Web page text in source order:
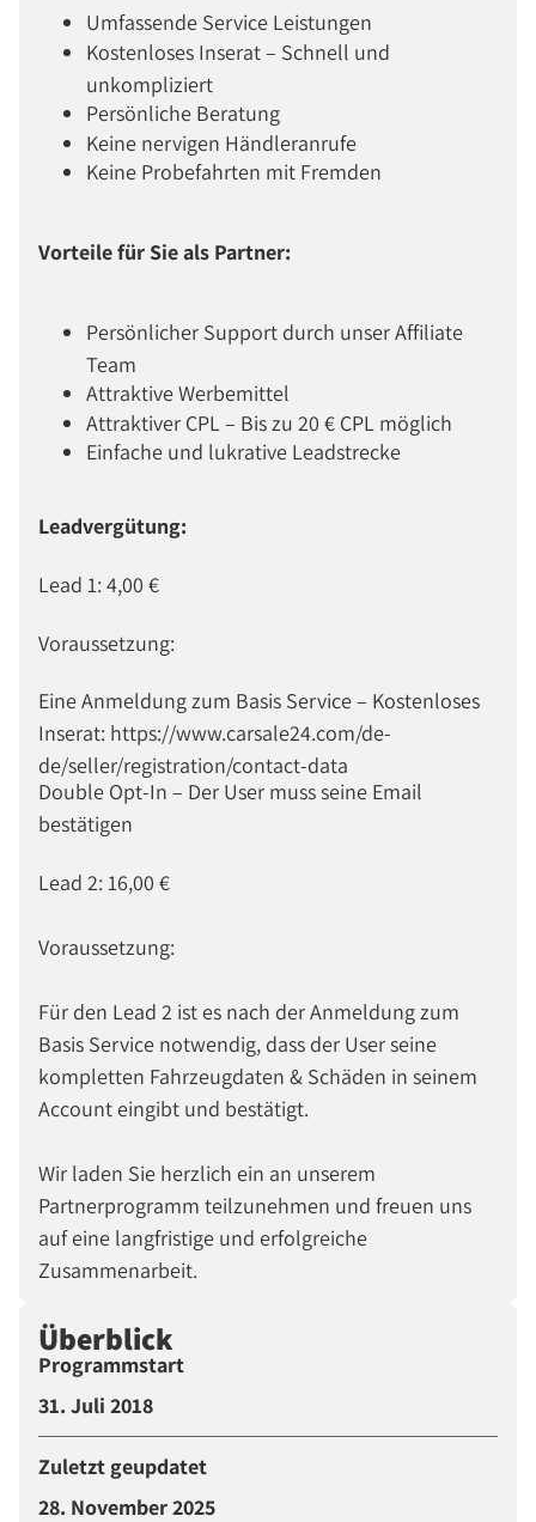
Umfassende Service Leistungen
Kostenloses Inserat – Schnell und
unkompliziert
Persönliche Beratung
Keine nervigen Händleranrufe
Keine Probefahrten mit Fremden
Vorteile für Sie als Partner:
Persönlicher Support durch unser Affiliate
Team
Attraktive Werbemittel
Attraktiver CPL – Bis zu 20 € CPL möglich
Einfache und lukrative Leadstrecke
Leadvergütung:
Lead 1: 4,00 €
Voraussetzung:
Eine Anmeldung zum Basis Service – Kostenloses
Inserat: https://www.carsale24.com/de-
de/seller/registration/contact-data
Double Opt-In – Der User muss seine Email
bestätigen
Lead 2: 16,00 €
Voraussetzung:
Für den Lead 2 ist es nach der Anmeldung zum
Basis Service notwendig, dass der User seine
kompletten Fahrzeugdaten & Schäden in seinem
Account eingibt und bestätigt.
Wir laden Sie herzlich ein an unserem
Partnerprogramm teilzunehmen und freuen uns
auf eine langfristige und erfolgreiche
Zusammenarbeit.
Überblick
Programmstart
31. Juli 2018
Zuletzt geupdatet
28. November 2025